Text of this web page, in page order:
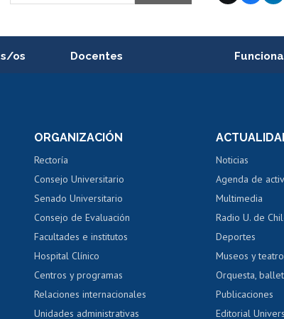
os Docentes
Perfeccionamiento
Evaluación docente
Calificación académica
Postulación al AUCAI
Portal de
Certificado
Certificado
Tarjeta TUI Acoso
ORGANIZACIÓN
Rectoría
Consejo Universitario
Senado Universitario
Consejo de Evaluación
Facultades e institutos
Hospital Clínico
Centros y programas
Relaciones internacionales
Unidades administrativas
Noticias
Agenda de
Multimedia
Radio U. de
Deportes
Museos y
Orquesta,
Publicaciones
Editorial